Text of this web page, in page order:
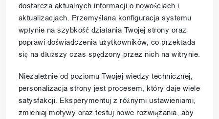
dostarcza aktualnych informacji o nowościach i
aktualizacjach. Przemyślana konfiguracja systemu
wpłynie na szybkość działania Twojej strony oraz
poprawi doświadczenia użytkowników, co przekłada
się na dłuższy czas spędzony przez nich na witrynie.
Niezależnie od poziomu Twojej wiedzy technicznej,
personalizacja strony jest procesem, który daje wiele
satysfakcji. Eksperymentuj z różnymi ustawieniami,
zmieniaj motywy oraz testuj nowe rozwiązania, aby